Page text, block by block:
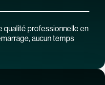
qualité professionnelle en
aucun temps